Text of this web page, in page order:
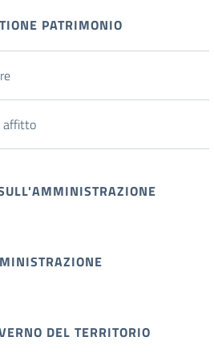
PATRIMONIO
affitto
DEL TERRITORIO